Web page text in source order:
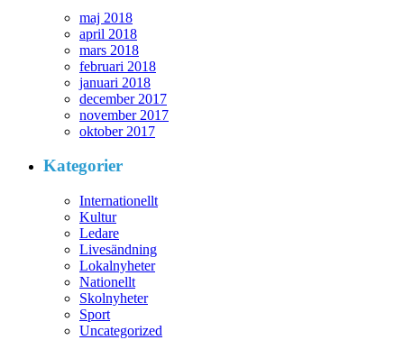
maj 2018
april 2018
mars 2018
februari 2018
januari 2018
december 2017
november 2017
oktober 2017
Kategorier
Internationellt
Kultur
Ledare
Livesändning
Lokalnyheter
Nationellt
Skolnyheter
Sport
Uncategorized